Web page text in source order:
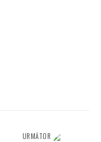
URMĂTOR